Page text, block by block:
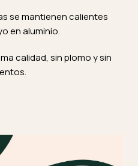
se mantienen calientes
en aluminio.
calidad, sin plomo y sin